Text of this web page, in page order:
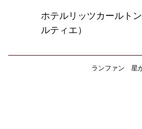
ホテルリッツカールト
ルティエ）
ランファン 星